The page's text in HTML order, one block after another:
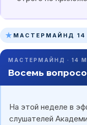
★ МАСТЕРМАЙНД 14
МАСТЕРМАЙНД · 14
Восемь
На этой неделе в
слушателей